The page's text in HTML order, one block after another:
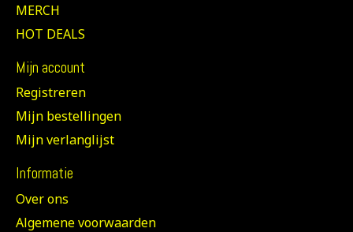
MERCH
HOT DEALS
Mijn account
Registreren
Mijn bestellingen
Mijn verlanglijst
Informatie
Over ons
Algemene voorwaarden